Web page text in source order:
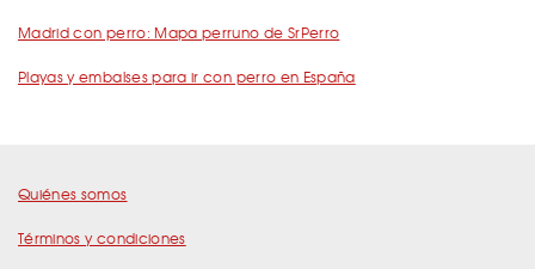
Madrid con perro: Mapa perruno de SrPerro
Playas y embalses para ir con perro en España
Quiénes somos
Términos y condiciones